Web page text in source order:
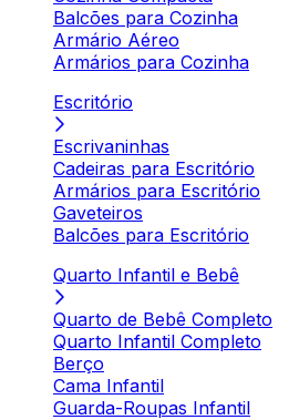
Balcões para Cozinha
Armário Aéreo
Armários para Cozinha
Escritório
Escrivaninhas
Cadeiras para Escritório
Armários para Escritório
Gaveteiros
Balcões para Escritório
Quarto Infantil e Bebê
Quarto de Bebê Completo
Quarto Infantil Completo
Berço
Cama Infantil
Guarda-Roupas Infantil